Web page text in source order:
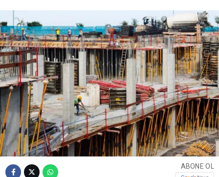
ABONE OL